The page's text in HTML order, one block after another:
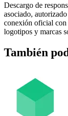
Descargo de
asociado,
conexión oficial con
logotipos y marcas
También